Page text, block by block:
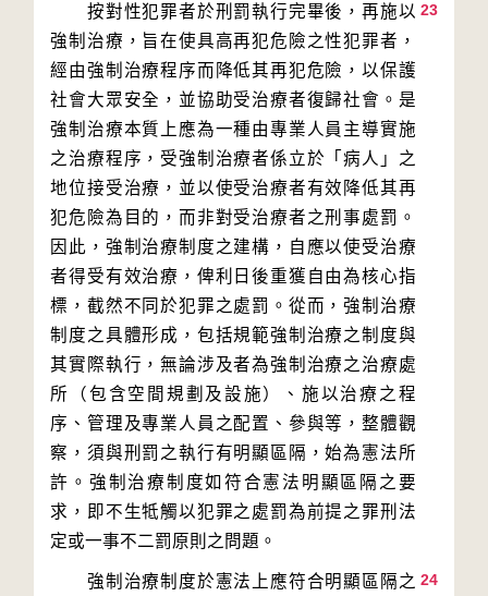
23
按對性犯罪者於刑罰執行完畢後，再施以
強制治療，旨在使具高再犯危險之性犯罪者，
經由強制治療程序而降低其再犯危險，以保護
社會大眾安全，並協助受治療者復歸社會。是
強制治療本質上應為一種由專業人員主導實施
之治療程序，受強制治療者係立於「病人」之
地位接受治療，並以使受治療者有效降低其再
犯危險為目的，而非對受治療者之刑事處罰。
因此，強制治療制度之建構，自應以使受治療
者得受有效治療，俾利日後重獲自由為核心指
標，截然不同於犯罪之處罰。從而，強制治療
制度之具體形成，包括規範強制治療之制度與
其實際執行，無論涉及者為強制治療之治療處
所（包含空間規劃及設施）、施以治療之程
序、管理及專業人員之配置、參與等，整體觀
察，須與刑罰之執行有明顯區隔，始為憲法所
許。強制治療制度如符合憲法明顯區隔之要
求，即不生牴觸以犯罪之處罰為前提之罪刑法
24
強制治療制度於憲法上應符合明顯區隔之